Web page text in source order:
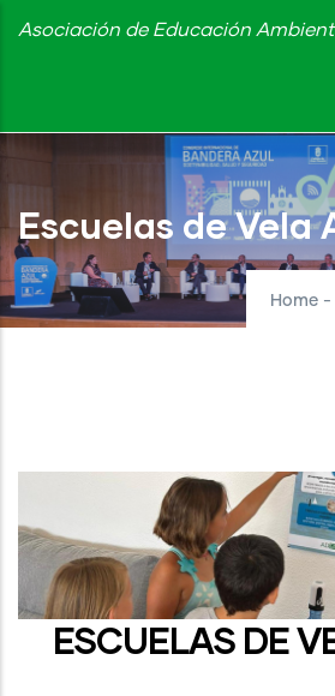
Skip
content
Asociación de Educación
Escuelas de Vela
Home -
ESCUELAS DE